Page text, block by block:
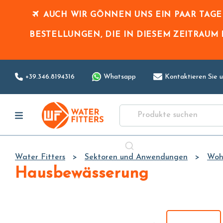
AUCH WIR GÖNNEN UNS EIN PAAR
BESTELLUNGEN, DIE IN DIESEM ZEITRAUM
+39.346.8194316 Whatsapp Kontaktieren Sie
Water Fitters Sektoren und Anwendungen
Hausbewässerung